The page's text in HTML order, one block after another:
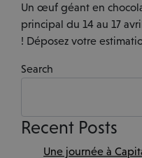
Un œuf géant en
principal du 14 au 17
! Déposez votre
Search
Recent Posts
Une journée à